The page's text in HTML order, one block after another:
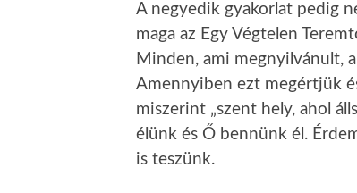
A negyedik gyakorlat pedig
maga az Egy Végtelen
Minden, ami megnyilvánult,
Amennyiben ezt megértjük
miszerint „szent hely, ahol
élünk és Ő bennünk él.
is teszünk.